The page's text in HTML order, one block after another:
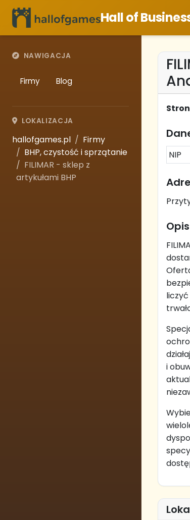
Hall of
NAWIGACJA
Firmy Blog
LOKALIZACJA
hallofgames.pl
Firmy
BHP, czystość i sprzątanie
FILIMAR - sklep z
artykułami BHP
NIP
i